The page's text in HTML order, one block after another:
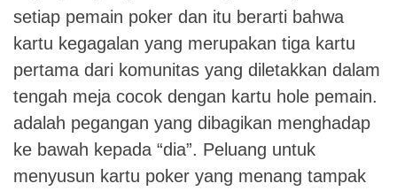
setiap pemain poker dan itu berarti bahwa
kartu kegagalan yang merupakan tiga kartu
pertama dari komunitas yang diletakkan dalam
tengah meja cocok dengan kartu hole pemain.
adalah pegangan yang dibagikan menghadap
ke bawah kepada “dia”. Peluang untuk
menyusun kartu poker yang menang tampak